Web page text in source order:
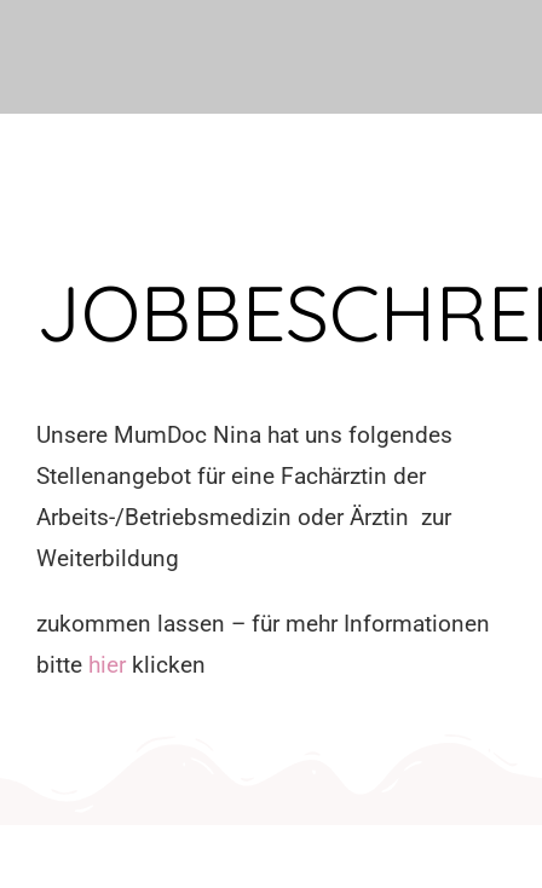
Unsere MumDoc Nina hat uns folgendes
Stellenangebot für eine Fachärztin der
Arbeits-/Betriebsmedizin oder Ärztin zur
Weiterbildung
zukommen lassen – für mehr Informationen
bitte hierklicken